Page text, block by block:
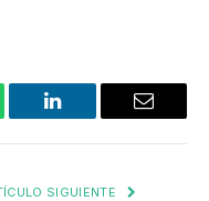
LinkedIn Email
SIGUIENTE